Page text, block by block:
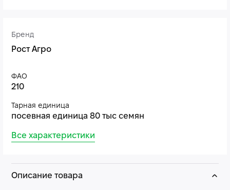
Бренд
Рост Агро
ФАО
210
Тарная единица
посевная единица 80 тыс семян
Все характеристики
Описание товара